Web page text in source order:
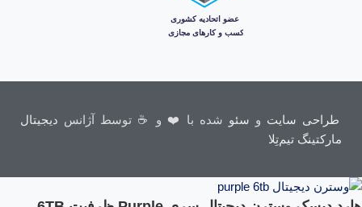
طراحی سایت و سئو شده با ❤️ و ☕ توسط آژانس دیجیتال
مارکتینگ تیم‌تِلا